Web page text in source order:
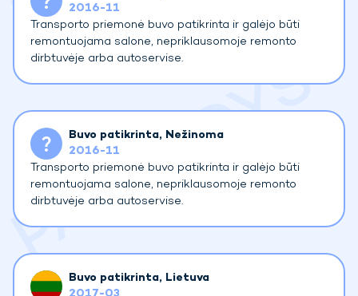
2016-11
Transporto priemonė buvo patikrinta ir galėjo būti
remontuojama salone, nepriklausomoje remonto
dirbtuvėje arba autoservise.
Buvo patikrinta, Nežinoma
2016-11
Transporto priemonė buvo patikrinta ir galėjo būti
remontuojama salone, nepriklausomoje remonto
dirbtuvėje arba autoservise.
Buvo patikrinta, Lietuva